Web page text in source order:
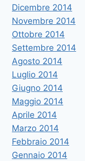
Dicembre 2014
Novembre 2014
Ottobre 2014
Settembre 2014
Agosto 2014
Luglio 2014
Giugno 2014
Maggio 2014
Aprile 2014
Marzo 2014
Febbraio 2014
Gennaio 2014